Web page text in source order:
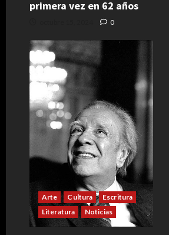
primera vez en 62 años
0
Arte Cultura
Escritura
Literatura
Noticias